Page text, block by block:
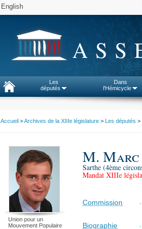
English
Les
députés
Dans
l'Hémicycle
Accueil >Archives de la XIIIe législature > Les députés >
M.
Sarthe (4ème
Mandat XIIIe
Commission
Biographie
Union pour un
Mouvement Populaire